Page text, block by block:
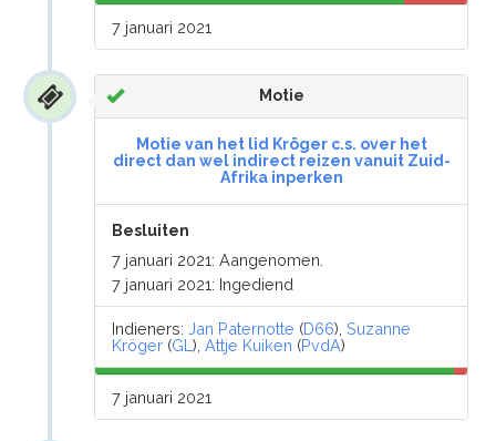
7 januari 2021
Motie
Motie van het lid Kröger c.s. over het
direct dan wel indirect reizen vanuit Zuid-
Afrika inperken
Besluiten
7 januari 2021: Aangenomen.
7 januari 2021: Ingediend
Indieners:Jan Paternotte (D66),Suzanne
Kröger (GL),Attje Kuiken (PvdA)
7 januari 2021